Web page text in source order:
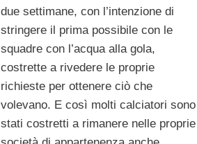
due settimane, con l’intenzione di
stringere il prima possibile con le
squadre con l’acqua alla gola,
costrette a rivedere le proprie
richieste per ottenere ciò che
volevano. E così molti calciatori sono
stati costretti a rimanere nelle proprie